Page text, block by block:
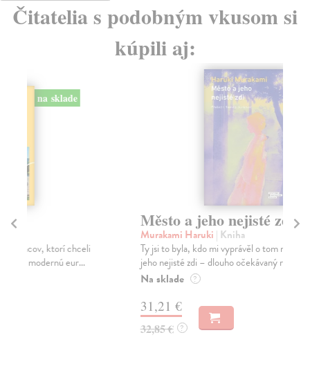
Čitatelia s podobným vkusom si
kúpili aj:
na sklade
Město a jeho nejisté zdi
| Kniha
Ty jsi to byla, kdo mi vyprávěl o tom městě. Město a
jeho nejisté zdi – dlouho očekávaný román Haru...